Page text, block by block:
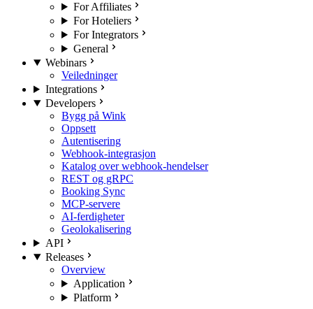
For Affiliates
For Hoteliers
For Integrators
General
Webinars
Veiledninger
Integrations
Developers
Bygg på Wink
Oppsett
Autentisering
Webhook-integrasjon
Katalog over webhook-hendelser
REST og gRPC
Booking Sync
MCP-servere
AI-ferdigheter
Geolokalisering
API
Releases
Overview
Application
Platform